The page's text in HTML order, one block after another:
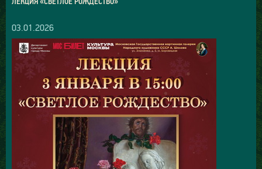
03.01.2026